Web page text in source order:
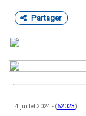
Partager
4 juillet 2024 - (62023)